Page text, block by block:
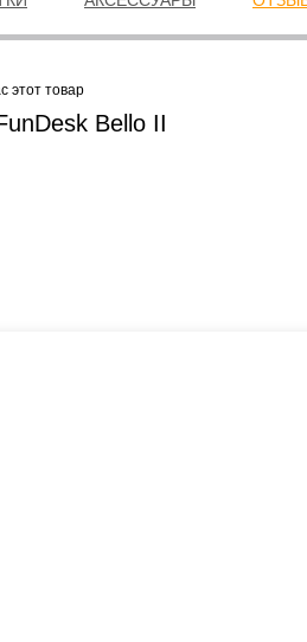
этот товар
Bello II